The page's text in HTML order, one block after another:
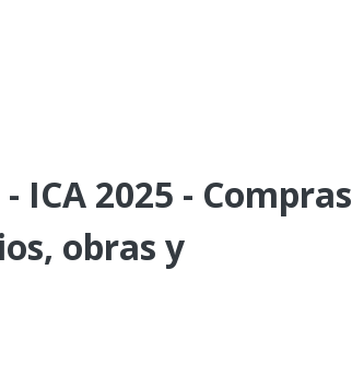
ICA 2025 - Compras
obras y